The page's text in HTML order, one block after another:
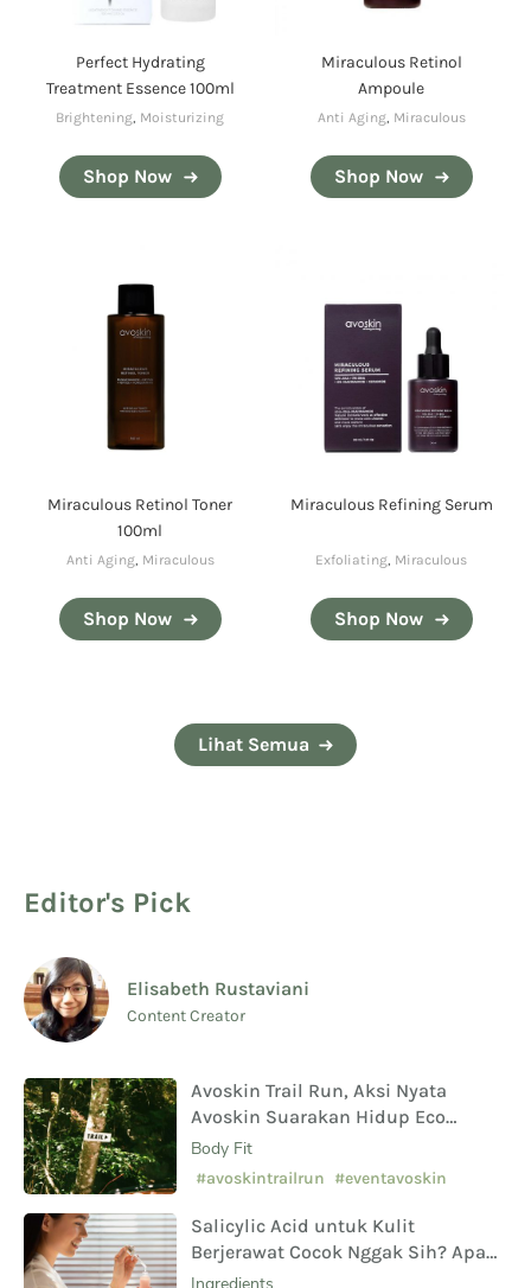
Perfect Hydrating
Treatment Essence 100ml
Brightening, Moisturizing
Shop Now
Miraculous Retinol
Ampoule
Anti Aging, Miraculous
Shop Now
Miraculous Retinol Toner
100ml
Anti Aging, Miraculous
Shop Now
Miraculous Refining Serum
Exfoliating, Miraculous
Shop Now
Lihat Semua
Editor's Pick
Elisabeth Rustaviani
Content Creator
Avoskin Trail Run, Aksi Nyata
Avoskin Suarakan Hidup Eco
Conscious
Body Fit
#avoskintrailrun #eventavoskin
Salicylic Acid untuk Kulit
Berjerawat Cocok Nggak Sih? Apa
Saja Manfaat Hingga Efek